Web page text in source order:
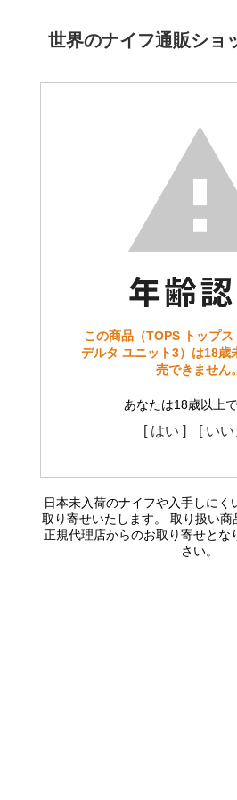
世界のナイフ通販ショ
この商品（TOPS トップ
デルタ ユニット3）は18歳
売できません。
あなたは18歳以上
[ はい ] [ いい
日本未入荷のナイフや入手しにく
取り寄せいたします。 取り扱い
正規代理店からのお取り寄せとな
さい。